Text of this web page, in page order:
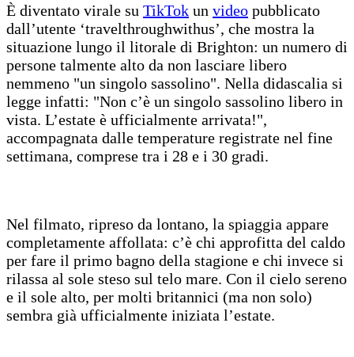
È diventato virale su TikTok un video pubblicato
dall’utente ‘travelthroughwithus’, che mostra la
situazione lungo il litorale di Brighton: un numero di
persone talmente alto da non lasciare libero
nemmeno "un singolo sassolino". Nella didascalia si
legge infatti: "Non c’è un singolo sassolino libero in
vista. L’estate è ufficialmente arrivata!",
accompagnata dalle temperature registrate nel fine
settimana, comprese tra i 28 e i 30 gradi.
Nel filmato, ripreso da lontano, la spiaggia appare
completamente affollata: c’è chi approfitta del caldo
per fare il primo bagno della stagione e chi invece si
rilassa al sole steso sul telo mare. Con il cielo sereno
e il sole alto, per molti britannici (ma non solo)
sembra già ufficialmente iniziata l’estate.